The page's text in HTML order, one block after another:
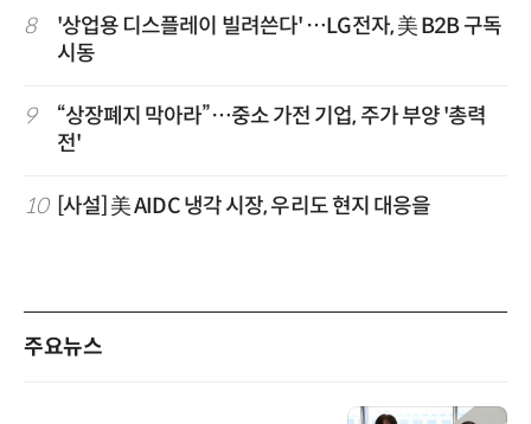
8
'상업용 디스플레이 빌려쓴다' …LG전자, 美 B2B 구독
시동
9
“상장폐지 막아라”…중소 가전 기업, 주가 부양 '총력
전'
10 [사설] 美 AIDC 냉각 시장, 우리도 현지 대응을
주요뉴스